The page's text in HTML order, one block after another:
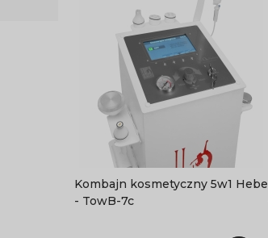
Kombajn kosmetyczny 5w1 Hebe
- TowB-7c